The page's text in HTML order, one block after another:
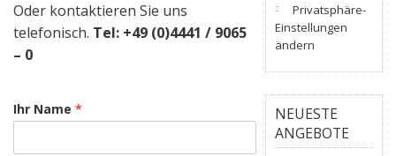
Oder kontaktieren Sie uns
telefonisch. Tel: +49 (0)4441 / 9065
– 0
Ihr Name *
Privatsphäre-
Einstellungen
ändern
NEUESTE
ANGEBOTE